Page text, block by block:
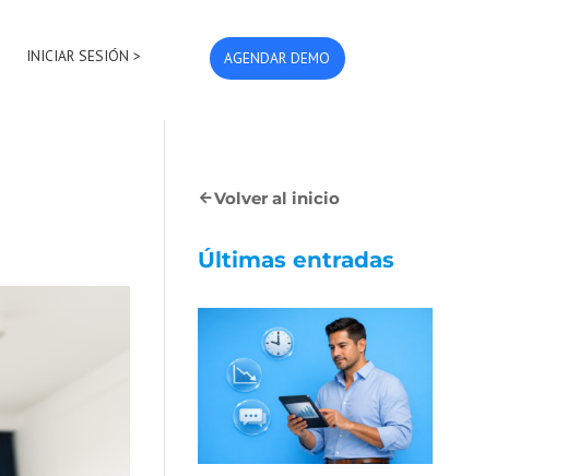
INICIAR SESIÓN > AGENDAR DEMO
Volver al inicio
Últimas entradas